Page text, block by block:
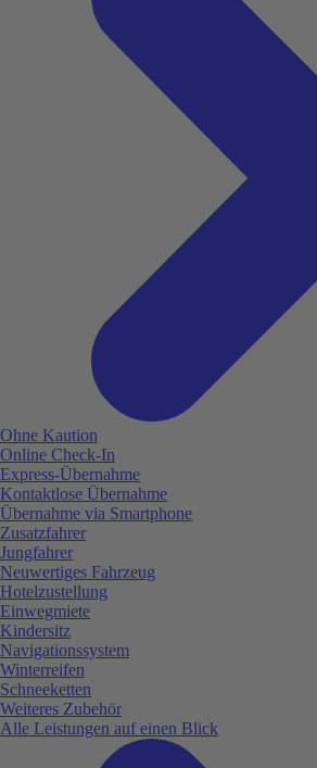
Ohne Kaution
Online Check-In
Express-Übernahme
Kontaktlose Übernahme
Übernahme via Smartphone
Zusatzfahrer
Jungfahrer
Neuwertiges Fahrzeug
Hotelzustellung
Einwegmiete
Kindersitz
Navigationssystem
Winterreifen
Schneeketten
Weiteres Zubehör
Alle Leistungen auf einen Blick